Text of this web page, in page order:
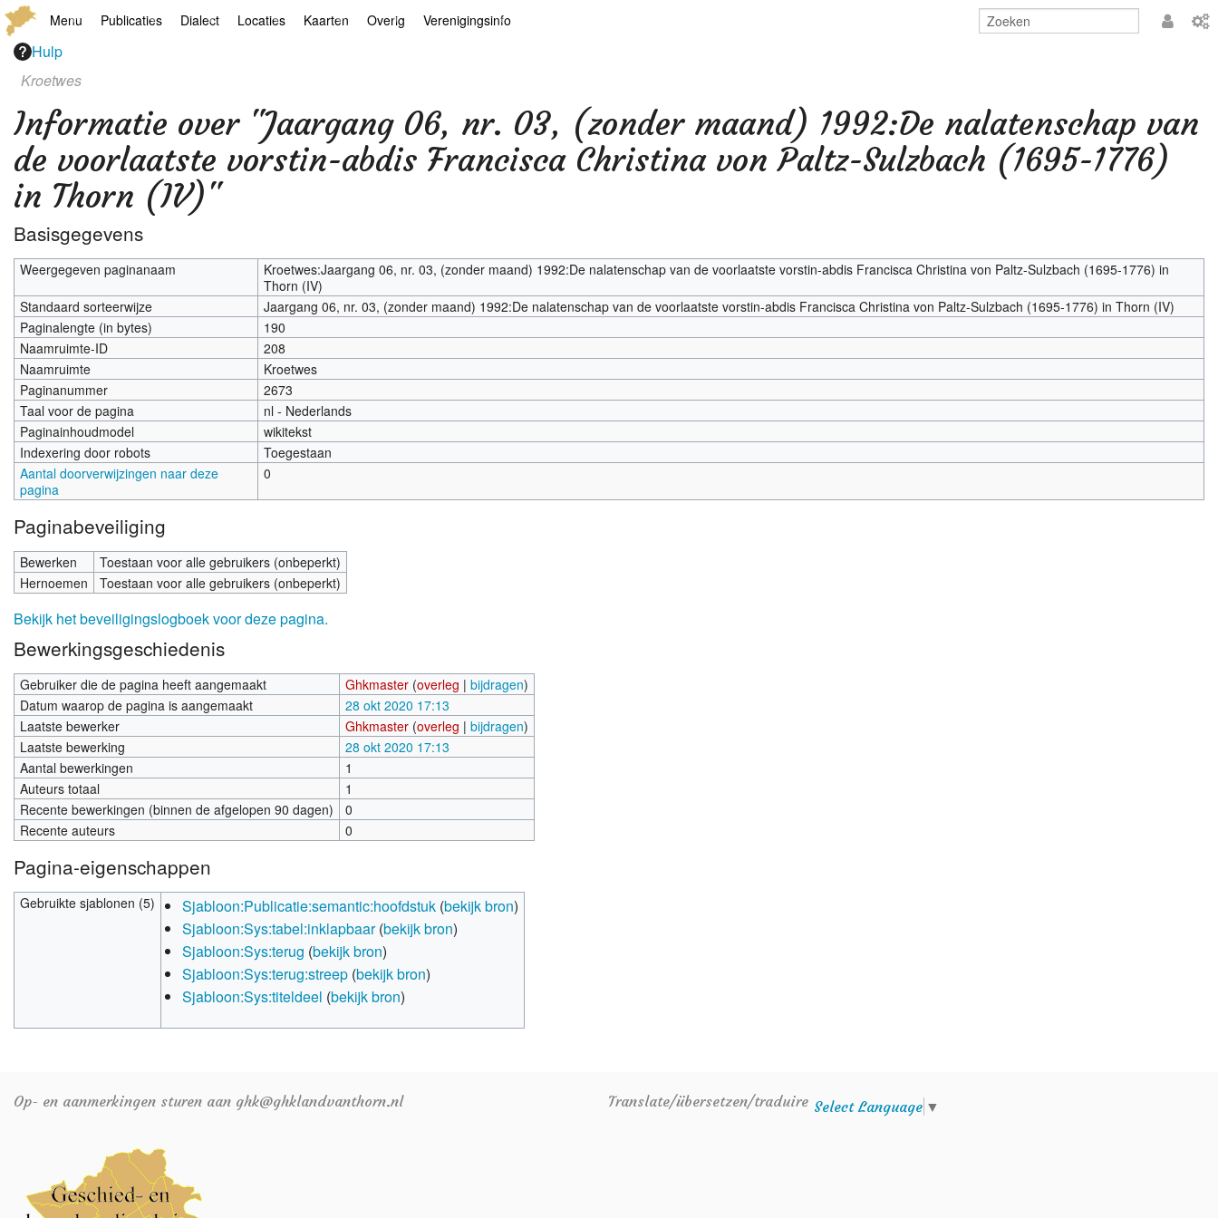
Menu
Nieuws archief
Publicaties
Overige
Dialect
Gedicht van Har Sniekers in het Thoears
Spelling van het Thoears
Locaties
Grenspalen
Kaarten
Zoom
Overig Verenigingsinfo
RHIDOC
Hulp
Kroetwes
Informatie over "Jaargang 06, nr. 03, (zonder maand) 1992:De nalatenschap van
de voorlaatste vorstin-abdis Francisca Christina von Paltz-Sulzbach (1695-1776)
in Thorn (IV)"
Basisgegevens
Weergegeven paginanaam
Kroetwes:Jaargang 06, nr. 03, (zonder maand) 1992:De nalatenschap van de voorlaatste vorstin-abdis Francisca Christina von Paltz-Sulzbach (1695-1776) in
Thorn (IV)
Standaard sorteerwijze
Jaargang 06, nr. 03, (zonder maand) 1992:De nalatenschap van de voorlaatste vorstin-abdis Francisca Christina von Paltz-Sulzbach (1695-1776) in Thorn (IV)
Paginalengte (in bytes)
190
Naamruimte-ID
208
Naamruimte
Kroetwes
Paginanummer
2673
Taal voor de pagina
nl - Nederlands
Paginainhoudmodel
wikitekst
Indexering door robots
Toegestaan
Aantal doorverwijzingen naar deze
pagina
0
Paginabeveiliging
Bewerken
Toestaan voor alle gebruikers (onbeperkt)
Hernoemen
Toestaan voor alle gebruikers (onbeperkt)
Bekijk het beveiligingslogboek voor deze pagina.
Bewerkingsgeschiedenis
Gebruiker die de pagina heeft aangemaakt Ghkmaster (overleg | bijdragen)
Datum waarop de pagina is aangemaakt
28 okt 2020 17:13
Laatste bewerker
Ghkmaster (overleg | bijdragen)
Laatste bewerking
28 okt 2020 17:13
Aantal bewerkingen
1
Auteurs totaal
1
Recente bewerkingen (binnen de afgelopen 90 dagen)
0
Recente auteurs
0
Pagina-eigenschappen
Gebruikte sjablonen (5) Sjabloon:Publicatie:semantic:hoofdstuk (bekijk bron)
Sjabloon:Sys:tabel:inklapbaar(bekijk bron)
Sjabloon:Sys:terug (bekijk bron)
Sjabloon:Sys:terug:streep (bekijk bron)
Sjabloon:Sys:titeldeel (bekijk bron)
Op- en aanmerkingen sturen aan ghk@ghklandvanthorn.nl Translate/übersetzen/traduire Select Language ▼